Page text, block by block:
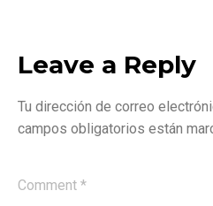
Leave a Reply
Tu dirección de correo
campos obligatorios están